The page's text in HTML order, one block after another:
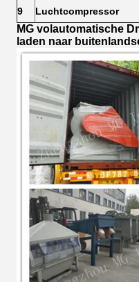
9 Luchtcompressor
MG volautomatische
laden naar